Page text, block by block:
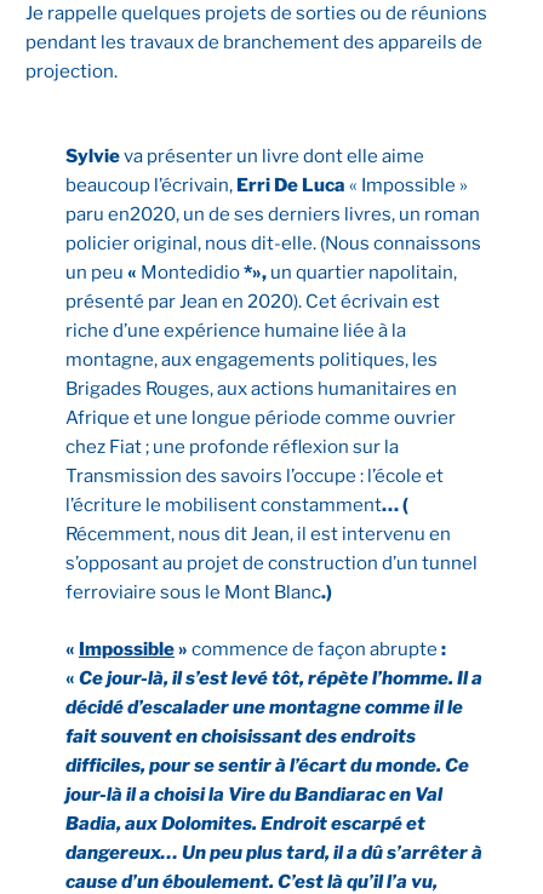
Je rappelle quelques projets de sorties ou de réunions
pendant les travaux de branchement des appareils de
projection.
Sylvieva présenter un livre dont elle aime
beaucoup l’écrivain, Erri De Luca « Impossible »
paru en2020, un de ses derniers livres, un roman
policier original, nous dit-elle. (Nous connaissons
un peu « Montedidio*», un quartier napolitain,
présenté par Jean en 2020). Cet écrivain est
riche d’une expérience humaine liée à la
montagne, aux engagements politiques, les
Brigades Rouges, aux actions humanitaires en
Afrique et une longue période comme ouvrier
chez Fiat ; une profonde réflexion sur la
Transmission des savoirs l’occupe : l’école et
l’écriture le mobilisent constamment… (
Récemment, nous dit Jean, il est intervenu en
s’opposant au projet de construction d’un tunnel
ferroviaire sous le Mont Blanc.)
« Impossible» commence de façon abrupte :
« Ce jour-là, il s’est levé tôt, répète l’homme. Il a
décidé d’escalader une montagne comme il le
fait souvent en choisissant des endroits
difficiles, pour se sentir à l’écart du monde. Ce
jour-là il a choisi la Vire du Bandiarac en Val
Badia, aux Dolomites. Endroit escarpé et
dangereux… Un peu plus tard, il a dû s’arrêter à
cause d’un éboulement. C’est là qu’il l’a vu,